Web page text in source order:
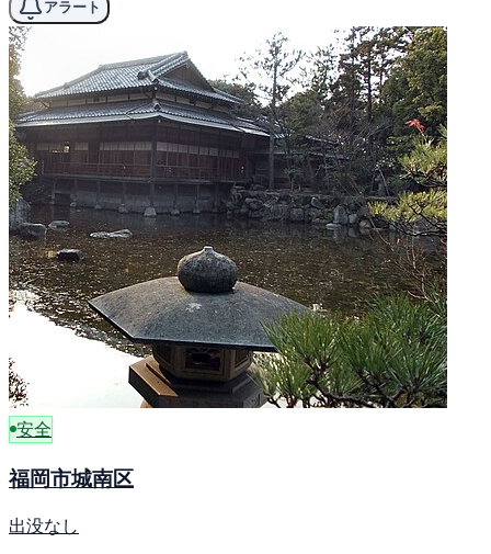
アラート
安全
福岡市城南区
出没なし